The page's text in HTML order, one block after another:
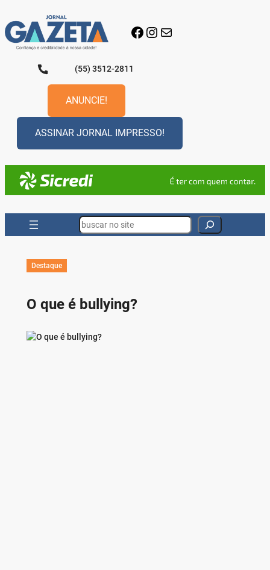
para
o
conteúdo
Facebook
Instagram
E-mail
(55) 3512-2811
ANUNCIE!
ASSINAR JORNAL IMPRESSO!
Search
Destaque
O que é bullying?